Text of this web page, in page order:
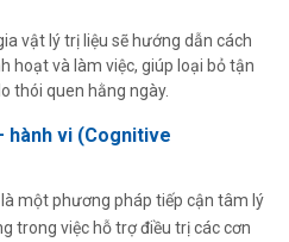
vật lý trị liệu sẽ hướng dẫn cách
hoạt và làm việc, giúp loại bỏ tận
thói quen hằng ngày.
hành vi (Cognitive
một phương pháp tiếp cận tâm lý
trong việc hỗ trợ điều trị các cơn